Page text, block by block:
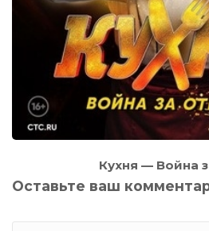
Кухня — Война
Оставьте ваш